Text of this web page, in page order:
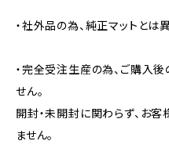
・社外品の為、純正マットとは
・完全受注生産の為、ご購入
せん。
開封・未開封に関わらず、お
ません。